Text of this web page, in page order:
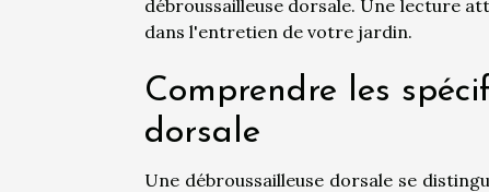
débroussailleuse dorsale. Une lecture
dans l'entretien de votre jardin.
Comprendre les
dorsale
Une débroussailleuse dorsale se